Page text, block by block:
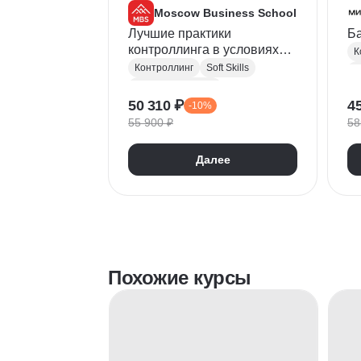
Moscow Business School
Лучшие практики
контроллинга в условиях
новой экономики
Контроллинг
Soft Skills
Финансовый контроллинг
50 310 ₽ -10%
55 900 ₽
Далее
Похожие курсы